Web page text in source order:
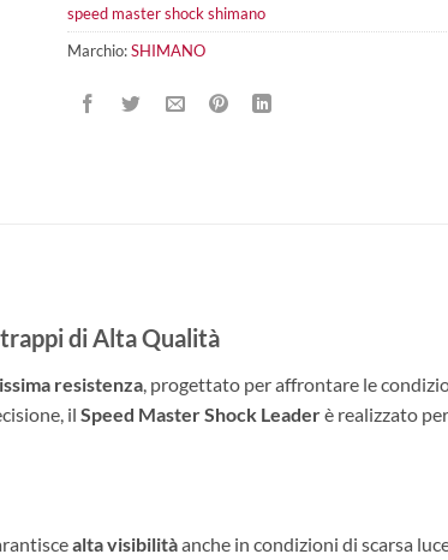
speed master shock shimano
Marchio:SHIMANO
di Alta Qualità
resistenza, progettato per affrontare le
il Speed Master Shock Leaderè realizzato
alta visibilitàanche in condizioni di scarsa